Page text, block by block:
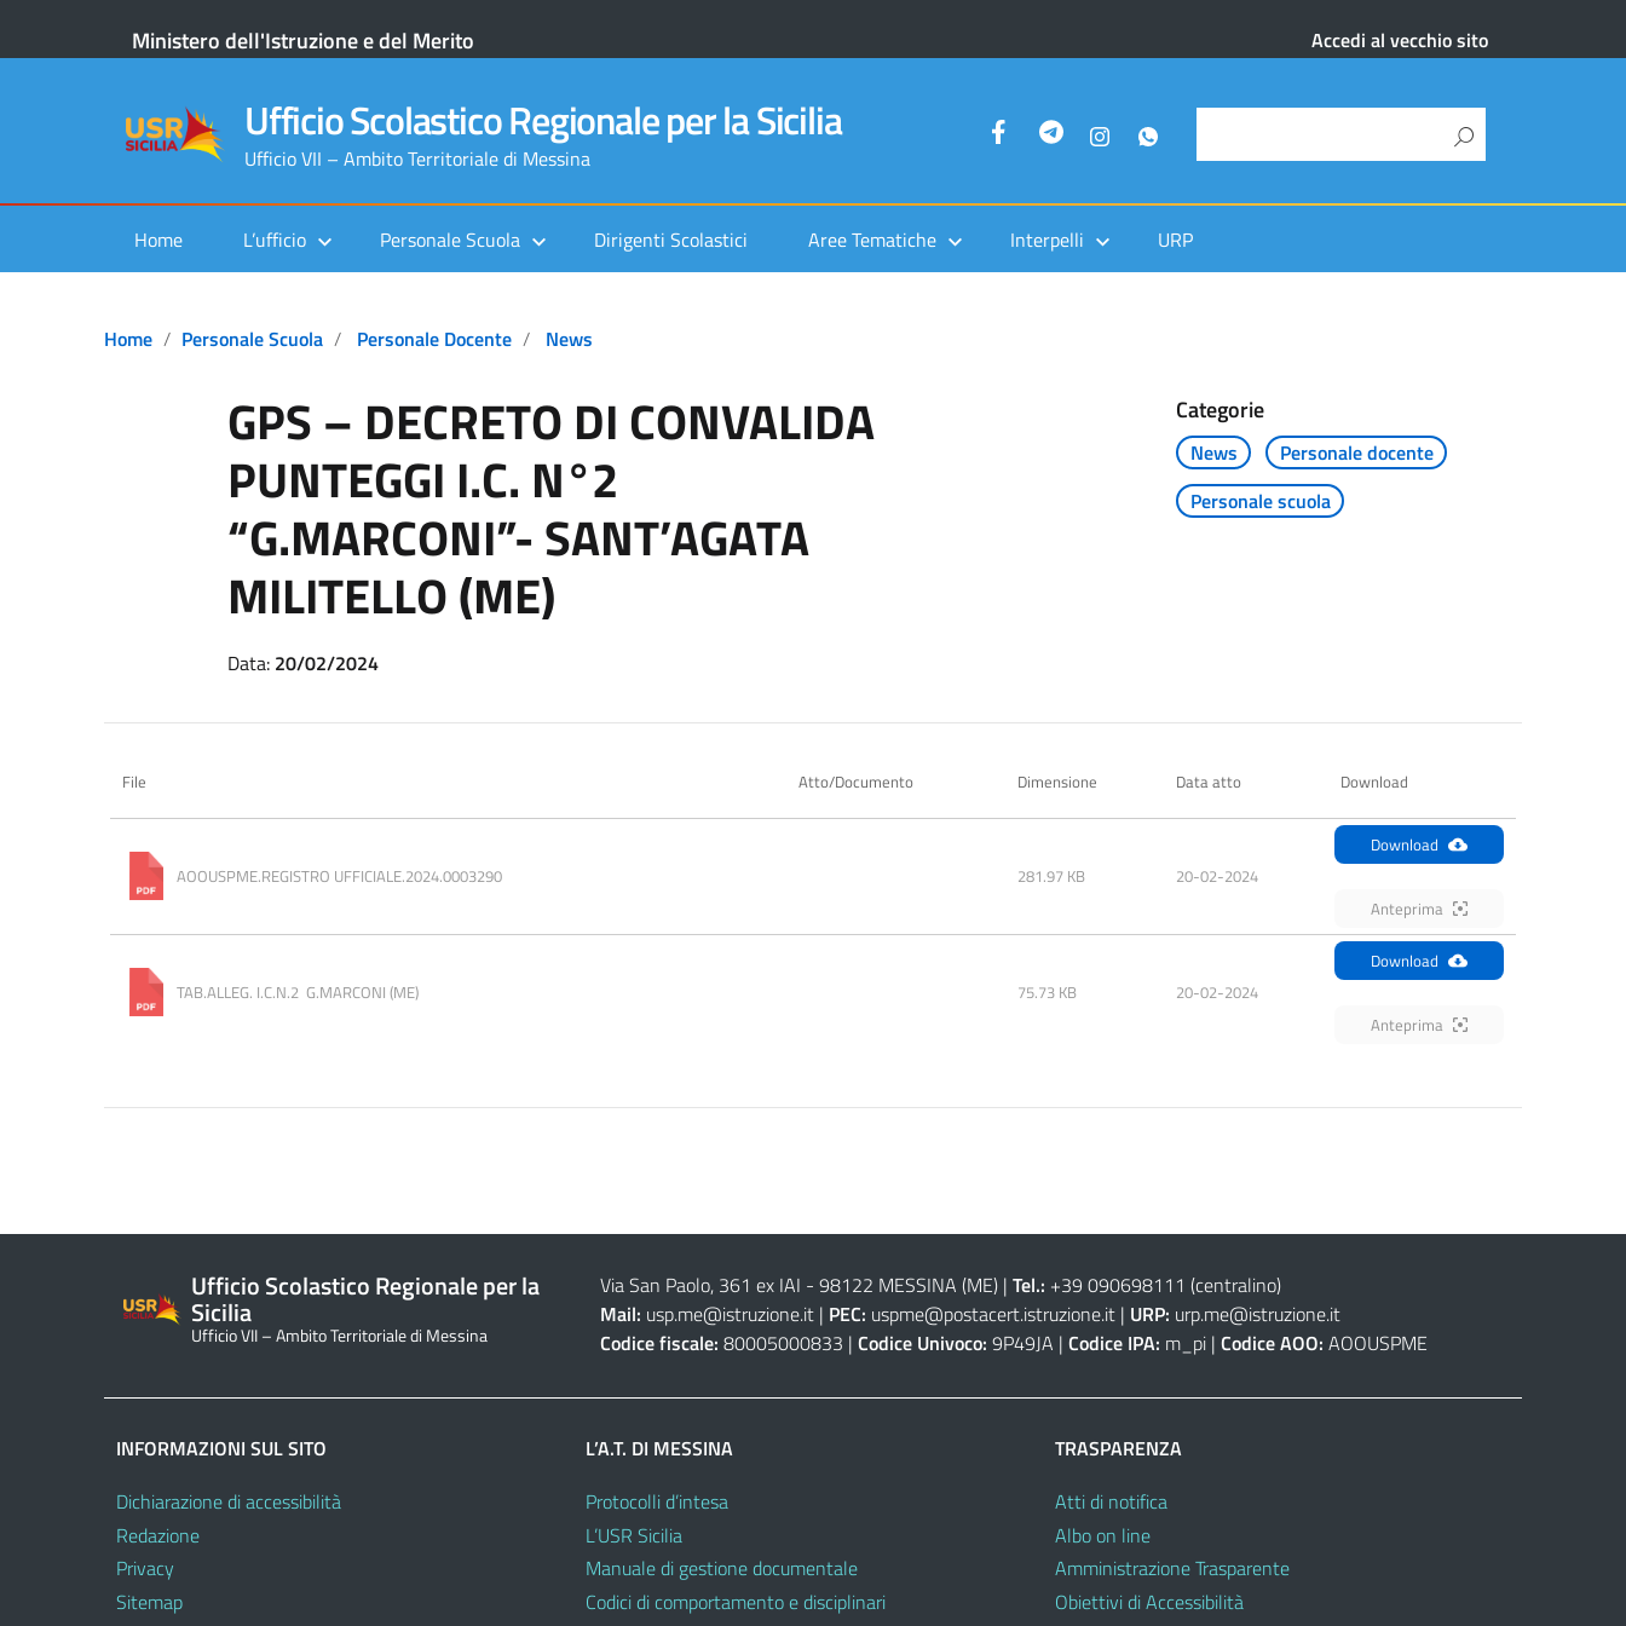
Ministero dell'Istruzione e del Merito Accedi al vecchio sito
Ufficio Scolastico Regionale per la Sicilia
Ufficio VII – Ambito Territoriale di Messina
Home L’ufficio Personale Scuola Dirigenti Scolastici Aree Tematiche Interpelli URP
Home Personale Scuola Personale Docente News
GPS – DECRETO DI CONVALIDA
PUNTEGGI I.C. N°2
“G.MARCONI”- SANT’AGATA
MILITELLO (ME)
Categorie
News
Personale docente
Personale scuola
Data: 20/02/2024
File Atto/Documento Dimensione Data atto Download
AOOUSPME.REGISTRO UFFICIALE.2024.0003290 281.97 KB 20-02-2024
Download
Anteprima
TAB.ALLEG. I.C.N.2  G.MARCONI (ME) 75.73 KB 20-02-2024
Download
Anteprima
Ufficio Scolastico Regionale per la
Sicilia
Ufficio VII – Ambito Territoriale di Messina
Via San Paolo, 361 ex IAI - 98122 MESSINA (ME)| Tel.: +39 090698111 (centralino)
Mail: usp.me@istruzione.it| PEC: uspme@postacert.istruzione.it| URP: urp.me@istruzione.it
Codice fiscale: 80005000833 | Codice Univoco: 9P49JA | Codice IPA: m_pi | Codice AOO: AOOUSPME
INFORMAZIONI SUL SITO
Dichiarazione di accessibilità
Redazione
Privacy
Sitemap
L’A.T. DI MESSINA
Protocolli d’intesa
L’USR Sicilia
Manuale di gestione documentale
Codici di comportamento e disciplinari
TRASPARENZA
Atti di notifica
Albo on line
Amministrazione Trasparente
Obiettivi di Accessibilità